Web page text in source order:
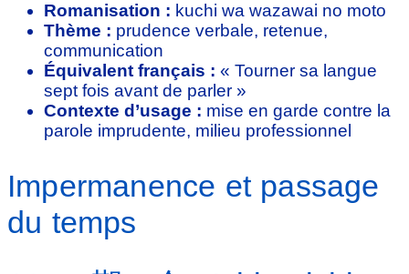
Romanisation : kuchi wa wazawai no moto
Thème : prudence verbale, retenue,
communication
Équivalent français : « Tourner sa langue
sept fois avant de parler »
Contexte d’usage : mise en garde contre la
parole imprudente, milieu professionnel
Impermanence et passage
du temps